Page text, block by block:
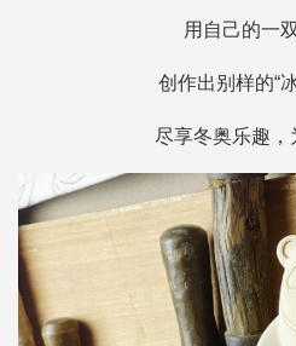
用自己的一
创作出别样的“
尽享冬奥乐趣，